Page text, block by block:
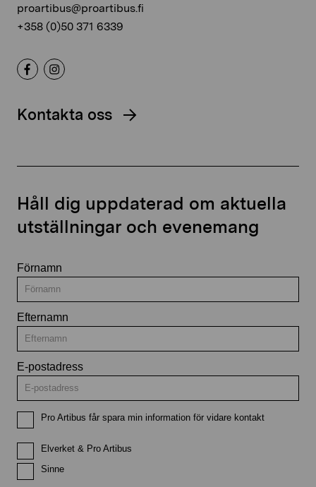
proartibus@proartibus.fi
+358 (0)50 371 6339
Kontakta oss
Håll dig uppdaterad om aktuella
utställningar och evenemang
Förnamn
Efternamn
E-postadress
Pro Artibus får spara min information för vidare kontakt
Elverket & Pro Artibus
Sinne